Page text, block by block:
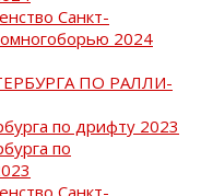
Санкт-
2024
ПО РАЛЛИ-
по дрифту 2023
по
Санкт-